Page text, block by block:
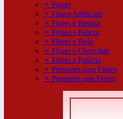
⚬Flores
⚬Flores Artificiais
⚬Flores e Bebida
⚬Flores e Beleza
⚬Flores e Bolo
⚬Flores e Chocolate
⚬Flores e Pelúcia
⚬Presentes com Flores
⚬Presentes sem Flores